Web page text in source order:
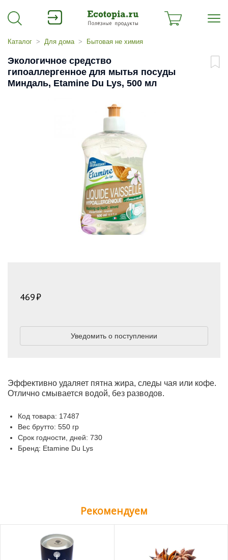
Каталог Для дома Бытовая не химия
Экологичное средство
гипоаллергенное для мытья посуды
Миндаль, Etamine Du Lys, 500 мл
Эффективно удаляет пятна жира, следы чая или кофе.
Отлично смывается водой, без разводов.
Код товара: 17487
Вес брутто: 550 гр
Срок годности, дней: 730
Бренд: Etamine Du Lys
469
Уведомить о поступлении
Рекомендуем